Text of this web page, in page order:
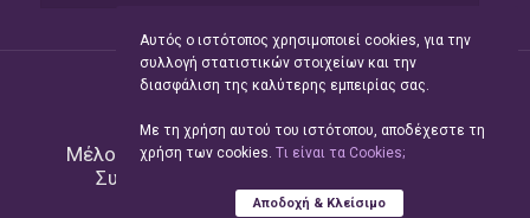
Μέλος του Δικτύου τηςHellas Press Media
Συντήρηση και Ανάπτυξη
Αυτός ο ιστότοπος χρησιμοποιεί cookies, για την
συλλογή στατιστικών στοιχείων και την
διασφάλιση της καλύτερης εμπειρίας σας.
Με τη χρήση αυτού του ιστότοπου, αποδέχεστε τη
χρήση των cookies. Tι είναι τα Cookies;
Αποδοχή & Κλείσιμο